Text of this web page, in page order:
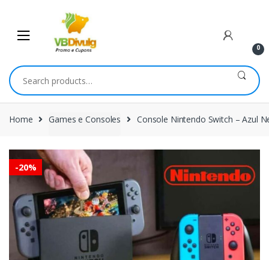
navigation
content
0
Search
for:
Home Games e Consoles Console Nintendo Switch – Azul
-20%